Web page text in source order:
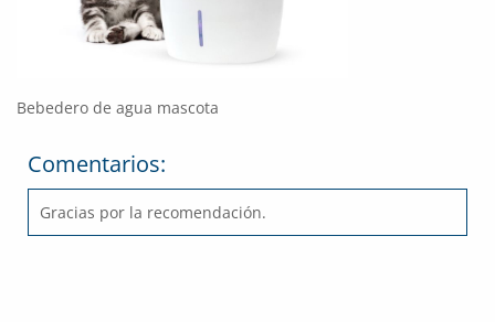
Bebedero de agua mascota
Comentarios:
Gracias por la recomendación.